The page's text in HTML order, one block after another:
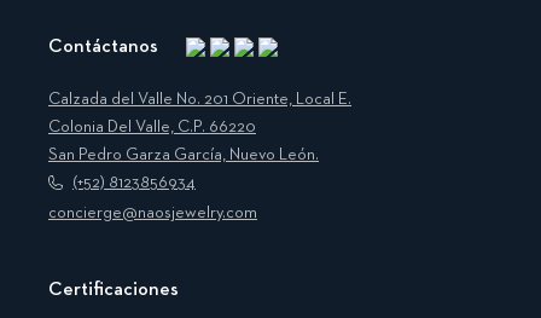
Contáctanos
Instagram
Facebook
Translation
missing:
es.general.social.links.linkedin
Pinterest
Calzada del Valle No. 201 Oriente, Local E.
Colonia Del Valle, C.P. 66220
San Pedro Garza García, Nuevo León.
(+52) 8123856934
concierge@naosjewelry.com
Certificaciones